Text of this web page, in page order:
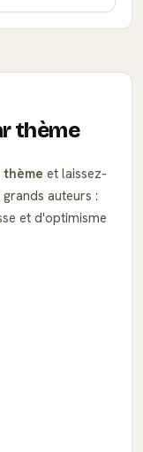
thème
et laissez-
auteurs :
et d'optimisme